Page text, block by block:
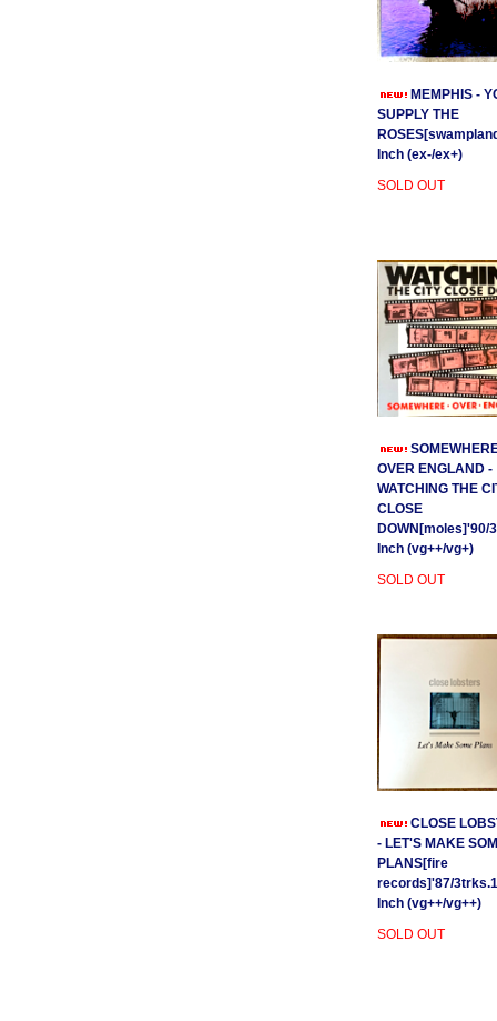
MEMPHIS -
SUPPLY THE
Inch (ex-/ex+)
SOLD OUT
OVER ENGLAND -
WATCHING THE
CLOSE
DOWN[moles]'90/
Inch (vg++/vg+)
SOLD OUT
CLOSE
- LET'S MAKE
PLANS[fire
records]'87/
Inch (vg++/vg++)
SOLD OUT